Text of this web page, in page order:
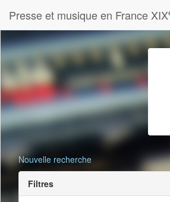
Presse et musique en France XIX
Nouvelle recherche
Filtres